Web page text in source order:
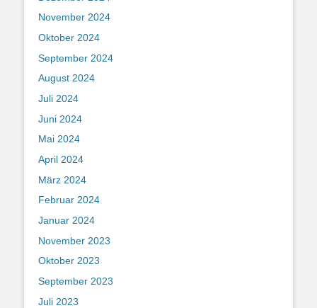
November 2024
Oktober 2024
September 2024
August 2024
Juli 2024
Juni 2024
Mai 2024
April 2024
März 2024
Februar 2024
Januar 2024
November 2023
Oktober 2023
September 2023
Juli 2023